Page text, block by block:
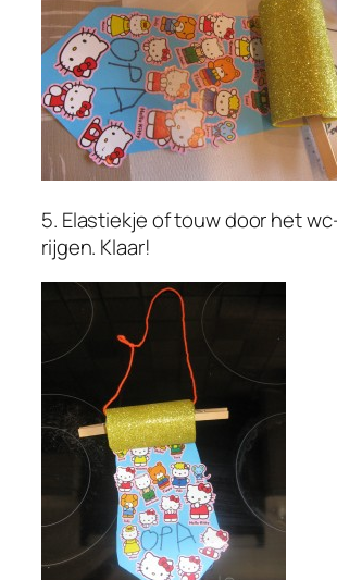
5. Elastiekje of touw door het
rijgen. Klaar!